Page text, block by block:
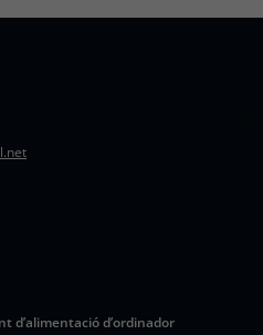
d’alimentació d’ordinador